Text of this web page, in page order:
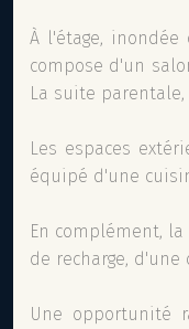
À l'étage,
compose d'un
La suite
Les espaces
équipé d'une
En complément,
de recharge,
Une opportunité